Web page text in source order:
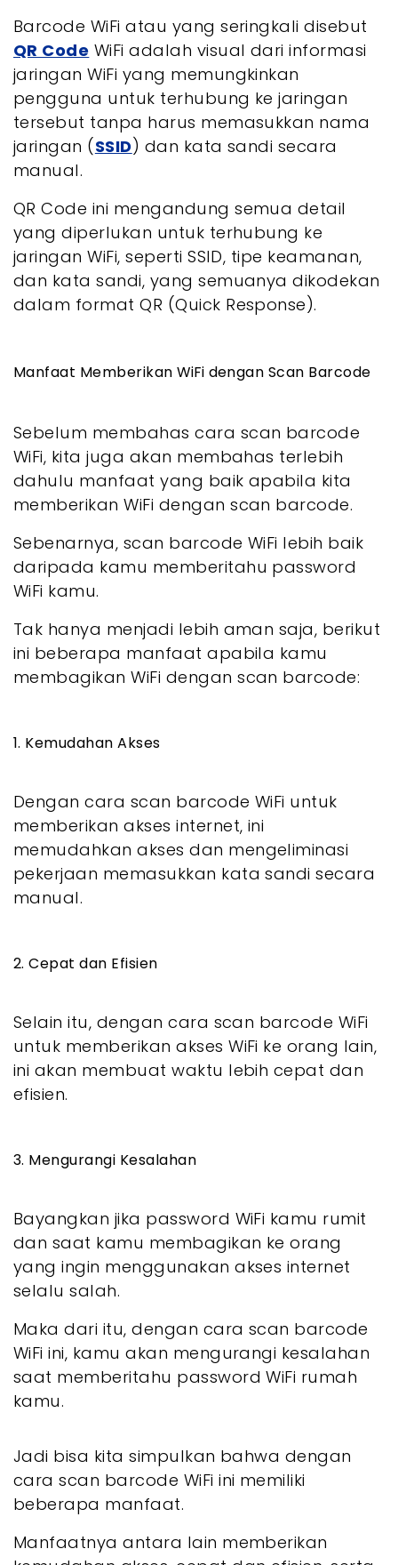
Barcode WiFi atau yang seringkali disebut
QR Code WiFi adalah visual dari informasi
jaringan WiFi yang memungkinkan
pengguna untuk terhubung ke jaringan
tersebut tanpa harus memasukkan nama
jaringan (SSID) dan kata sandi secara
manual.
QR Code ini mengandung semua detail
yang diperlukan untuk terhubung ke
jaringan WiFi, seperti SSID, tipe keamanan,
dan kata sandi, yang semuanya dikodekan
dalam format QR (Quick Response).
Manfaat Memberikan WiFi dengan Scan Barcode
Sebelum membahas cara scan barcode
WiFi, kita juga akan membahas terlebih
dahulu manfaat yang baik apabila kita
memberikan WiFi dengan scan barcode.
Sebenarnya, scan barcode WiFi lebih baik
daripada kamu memberitahu password
WiFi kamu.
Tak hanya menjadi lebih aman saja, berikut
ini beberapa manfaat apabila kamu
membagikan WiFi dengan scan barcode:
1. Kemudahan Akses
Dengan cara scan barcode WiFi untuk
memberikan akses internet, ini
memudahkan akses dan mengeliminasi
pekerjaan memasukkan kata sandi secara
manual.
2. Cepat dan Efisien
Selain itu, dengan cara scan barcode WiFi
untuk memberikan akses WiFi ke orang lain,
ini akan membuat waktu lebih cepat dan
efisien.
3. Mengurangi Kesalahan
Bayangkan jika password WiFi kamu rumit
dan saat kamu membagikan ke orang
yang ingin menggunakan akses internet
selalu salah.
Maka dari itu, dengan cara scan barcode
WiFi ini, kamu akan mengurangi kesalahan
saat memberitahu password WiFi rumah
kamu.
Jadi bisa kita simpulkan bahwa dengan
cara scan barcode WiFi ini memiliki
beberapa manfaat.
Manfaatnya antara lain memberikan